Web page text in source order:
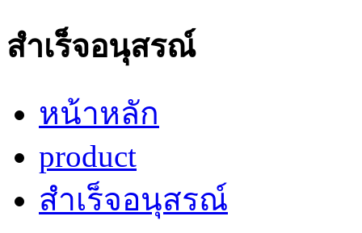
สำเร็จอนุสรณ์
หน้าหลัก
product
สำเร็จอนุสรณ์